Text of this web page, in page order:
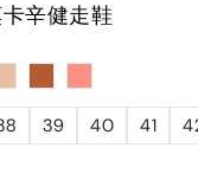
辛健走鞋
39 40 41